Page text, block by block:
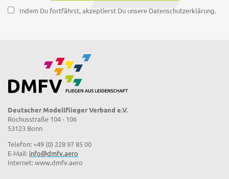
Indem Du fortfährst, akzeptierst Du unsere Datenschutzerklärung.
Deutscher Modellflieger Verband e.V.
Rochusstraße 104 - 106
53123 Bonn
Telefon: +49 (0) 228 97 85 00
E-Mail: info@dmfv.aero
Internet: www.dmfv.aero